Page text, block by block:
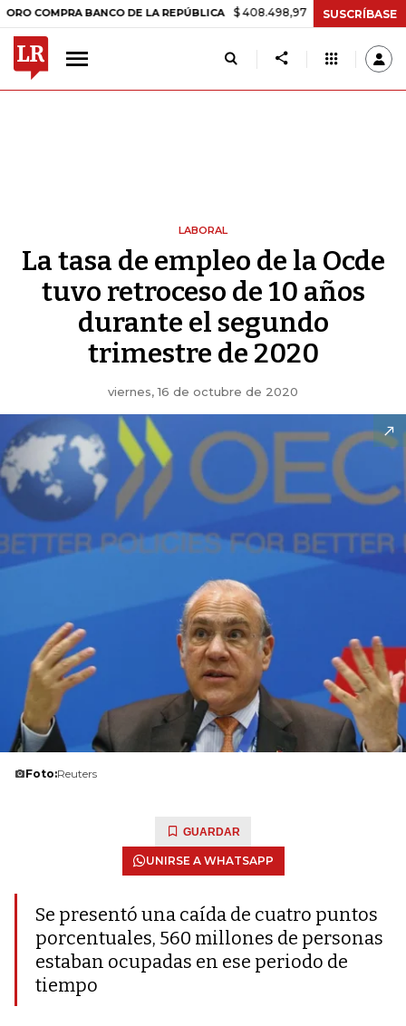
BANCO DE LA REPÚBLICA $ 408.498,97 +$ 8.753,81 +2,19%
SUSCRÍBASE
LABORAL
La tasa de empleo de la Ocde
tuvo retroceso de 10 años
durante el segundo
trimestre de 2020
viernes, 16 de octubre de 2020
Foto:Reuters
GUARDAR
UNIRSE A WHATSAPP
Se presentó una caída de cuatro puntos
porcentuales, 560 millones de personas
estaban ocupadas en ese periodo de
tiempo